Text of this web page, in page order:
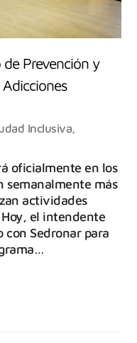
Prevención y
Inclusiva,
oficialmente en los
semanalmente más
actividades
el intendente
Sedronar para